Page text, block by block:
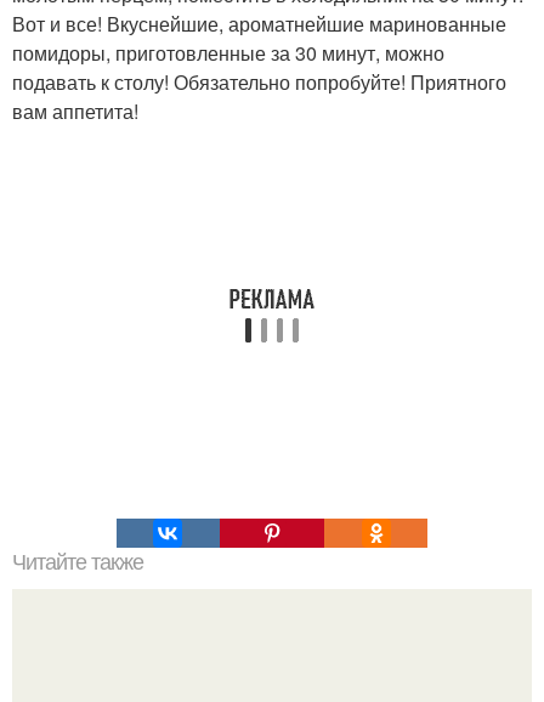
Вот и все! Вкуснейшие, ароматнейшие маринованные
помидоры, приготовленные за 30 минут, можно
подавать к столу! Обязательно попробуйте! Приятного
вам аппетита!
Читайте также